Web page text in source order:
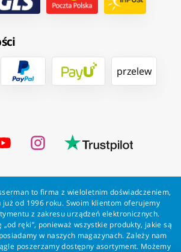
przelew
to firma z wieloletnim doświadczeniem,
już od 1996 roku. Swoim klientom oferujemy
z zakresu urządzeń elektronicznych.
„od ręki”, ponieważ wszystkie produkty, jakie są
w naszych magazynach. Zależy nam
poszerzamy dostępny asortyment. Możemy